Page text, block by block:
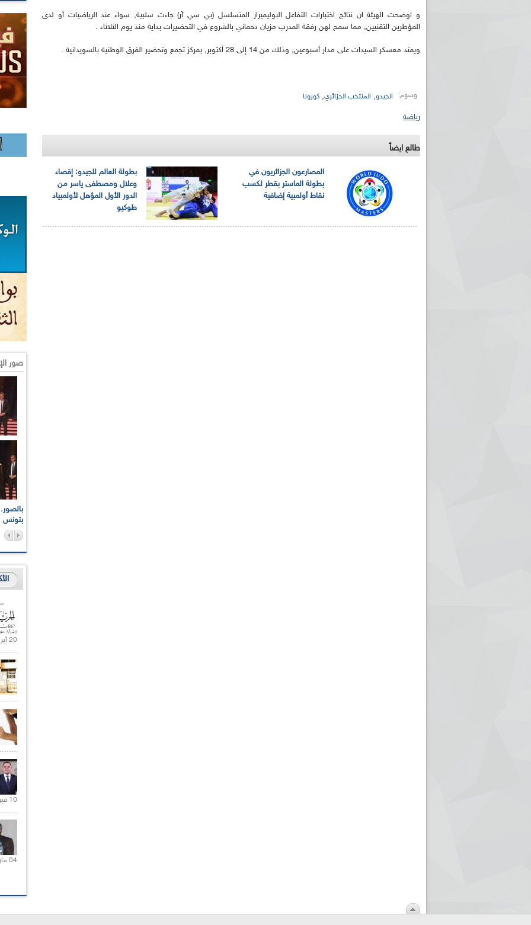
و اوضحت الهيئة ان نتائج اختبارات التفاعل البوليميراز المتسلسل (بي سي آر) جاءت سلبية, سواء عند الرياضيات أو لدى
المؤطرين التقنيين, مما سمح لهن رفقة المدرب مزيان دحماني بالشروع في التحضيرات بداية منذ يوم الثلاثاء .
ويمتد معسكر السيدات على مدار أسبوعين, وذلك من 14 إلى 28 أكتوبر, بمركز تجمع وتحضير الفرق الوطنية بالسويدانية .
وسوم: الجيدو, المنتخب الجزائري, كورونا
رياضة
طالع ايضاً
بطولة العالم للجيدو: إقصاء
وعلال ومصطفى ياسر من
الدور الأول المؤهل لأولمبياد
طوكيو
المصارعون الجزائريون في
بطولة الماستر بقطر لكسب
نقاط أولمبية إضافية
صور
بتونس
20 أبريل 2021 |
10 فبراير 2021 |
04 مارس 2020 |